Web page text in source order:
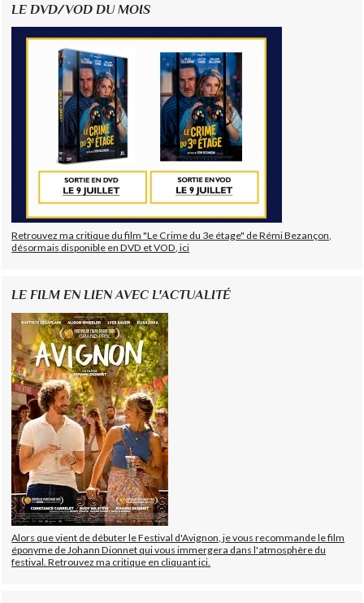
LE DVD/VOD DU MOIS
Retrouvez ma critique du film "Le Crime du 3e étage" de Rémi Bezançon,
désormais disponible en DVD et VOD, ici
LE FILM EN LIEN AVEC L'ACTUALITÉ
Alors que vient de débuter le Festival d'Avignon, je vous recommande le film
éponyme de Johann Dionnet qui vous immergera dans l'atmosphère du
festival. Retrouvez ma critique en cliquant ici.